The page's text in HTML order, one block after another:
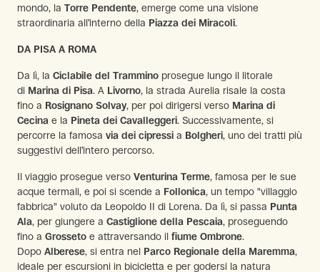
mondo, la Torre Pendente, emerge come una visione
straordinaria all’interno della Piazza dei Miracoli.
DA PISA A ROMA
Da lì, la Ciclabile del Trammino prosegue lungo il litorale
di Marina di Pisa. A Livorno, la strada Aurelia risale la costa
fino a Rosignano Solvay, per poi dirigersi verso Marina di
Cecina e la Pineta dei Cavalleggeri. Successivamente, si
percorre la famosa via dei cipressi a Bolgheri, uno dei tratti più
suggestivi dell’intero percorso.
Il viaggio prosegue verso Venturina Terme, famosa per le sue
acque termali, e poi si scende a Follonica, un tempo "villaggio
fabbrica" voluto da Leopoldo II di Lorena. Da lì, si passa Punta
Ala, per giungere a Castiglione della Pescaia, proseguendo
fino a Grosseto e attraversando il fiume Ombrone.
Dopo Alberese, si entra nel Parco Regionale della Maremma,
ideale per escursioni in bicicletta e per godersi la natura